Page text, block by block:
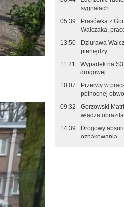
sygnałach
05:39
Prasówka z
Walczaka,
13:50
Dziurawa
pieniędzy
11:21
Wypadek na
drogowej
10:07
Przerwy w
północnej
09:32
Gorzowski
władza
14:39
Drogowy
oznakowania